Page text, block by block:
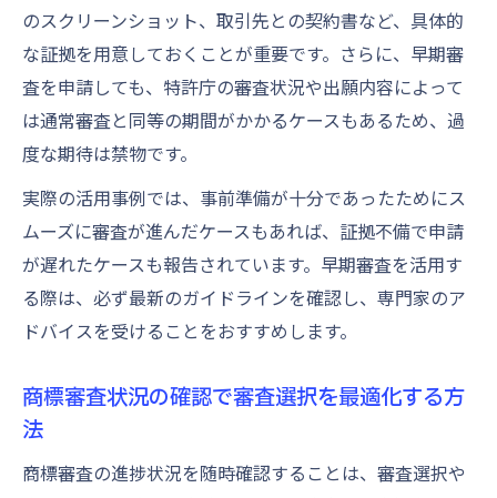
のスクリーンショット、取引先との契約書など、具体的
な証拠を用意しておくことが重要です。さらに、早期審
査を申請しても、特許庁の審査状況や出願内容によって
は通常審査と同等の期間がかかるケースもあるため、過
度な期待は禁物です。
実際の活用事例では、事前準備が十分であったためにス
ムーズに審査が進んだケースもあれば、証拠不備で申請
が遅れたケースも報告されています。早期審査を活用す
る際は、必ず最新のガイドラインを確認し、専門家のア
ドバイスを受けることをおすすめします。
商標審査状況の確認で審査選択を最適化する方
法
商標審査の進捗状況を随時確認することは、審査選択や